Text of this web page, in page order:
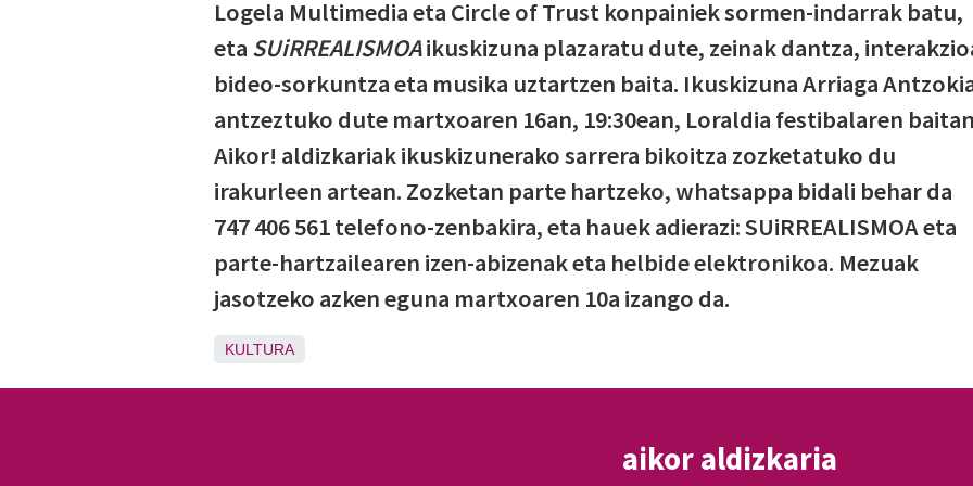
Logela Multimedia eta Circle of Trust konpainiek sormen-indarrak batu,
eta SUiRREALISMOAikuskizuna plazaratu dute, zeinak dantza,
bideo-sorkuntza eta musika uztartzen baita. Ikuskizuna Arriaga
antzeztuko dute martxoaren 16an, 19:30ean, Loraldia festibalaren
Aikor! aldizkariak ikuskizunerako sarrera bikoitza zozketatuko du
irakurleen artean. Zozketan parte hartzeko, whatsappa bidali behar da
747 406 561 telefono-zenbakira, eta hauek adierazi: SUiRREALISMOA eta
parte-hartzailearen izen-abizenak eta helbide elektronikoa. Mezuak
jasotzeko azken eguna martxoaren 10a izango da.
KULTURA
aikor aldizkaria